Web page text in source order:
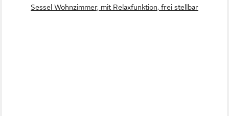
Sessel Wohnzimmer, mit Relaxfunktion, frei stellbar